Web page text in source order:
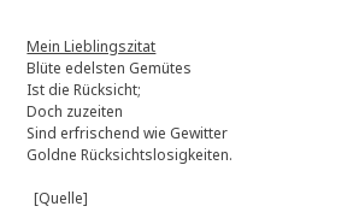
Mein Lieblingszitat
Blüte edelsten Gemütes
Ist die Rücksicht;
Doch zuzeiten
Sind erfrischend wie Gewitter
Goldne Rücksichtslosigkeiten.
[Quelle]